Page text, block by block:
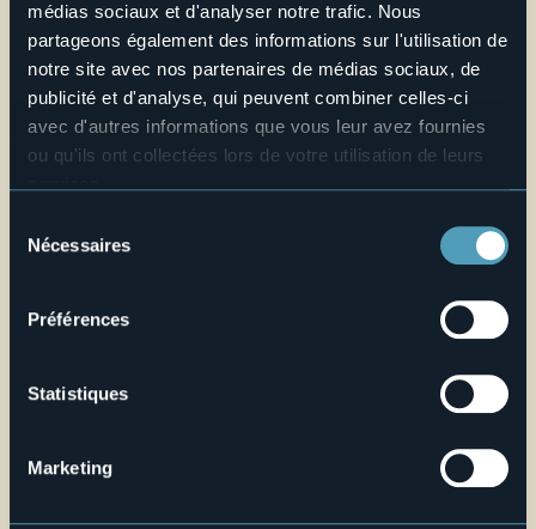
médias sociaux et d'analyser notre trafic. Nous
partageons également des informations sur l'utilisation de
notre site avec nos partenaires de médias sociaux, de
publicité et d'analyse, qui peuvent combiner celles-ci
avec d'autres informations que vous leur avez fournies
ou qu'ils ont collectées lors de votre utilisation de leurs
manière de les gérer et de les supprimer,
cliquez ici
Nécessaires
Préférences
Statistiques
Marketing
Credit: Archivio Fotografico Distretto dei Laghi - Lorenzo Pipi
E-mail
rete@unionelagomaggiore.it
Telefono
tel. +39 0323 840809
23,1°
28826 - Trarego Viggiona (VB)